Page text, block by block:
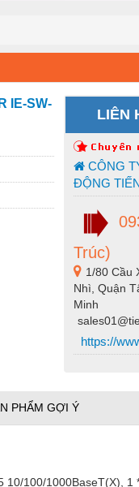
IE-SW-
LIÊN
CÔNG
ĐỘNG
Trúc)
1/80 Cầu
Nhì, Quận
Minh
https://
PHẨM GỢI Ý
10/100/1000BaseT(X), 1